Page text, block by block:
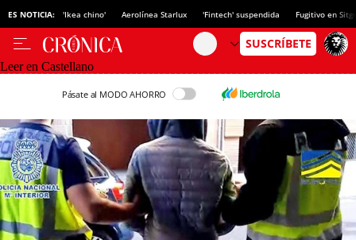
ES NOTICIA: 'Ikea chino' Aerolínea Starlux 'Fintech' suspendida Fugitivo en
Leer en Castellano
Pásate al MODO AHORRO